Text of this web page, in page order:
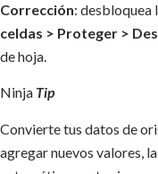
Corrección: desbloquea
celdas > Proteger >
de hoja.
Ninja Tip
Convierte tus datos de
agregar nuevos valores,